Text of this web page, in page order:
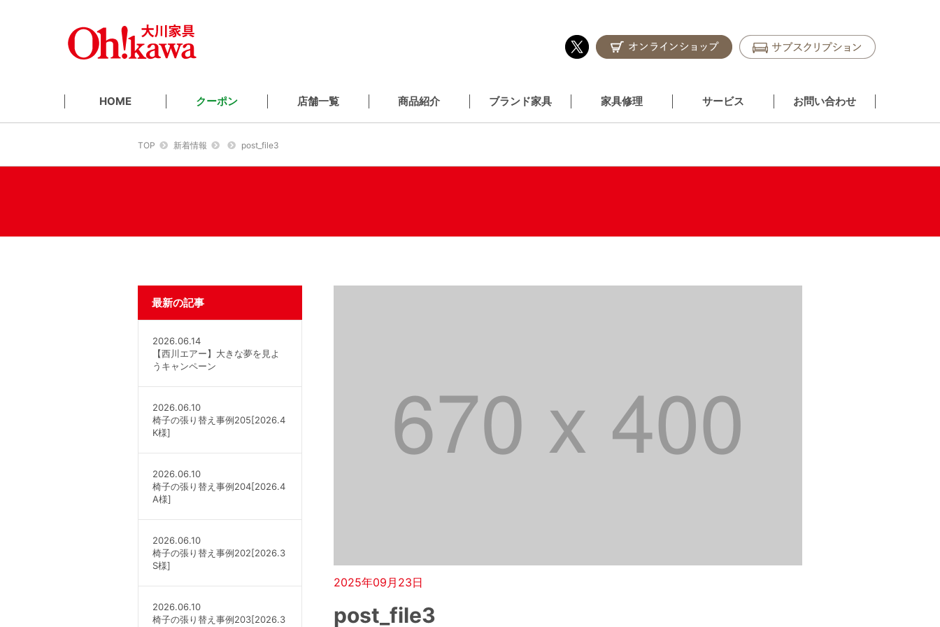
HOME クーポン 店舗一覧 商品紹介 ブランド家具 家具修理 サービス お問い合わせ
TOP 新着情報 post_file3
2025年09月23日
post_file3
最新の記事
2026.06.14
【西川エアー】大きな夢を見よ
うキャンペーン
2026.06.10
椅子の張り替え事例205[2026.4
K様]
2026.06.10
椅子の張り替え事例204[2026.4
A様]
2026.06.10
椅子の張り替え事例202[2026.3
S様]
2026.06.10
椅子の張り替え事例203[2026.3